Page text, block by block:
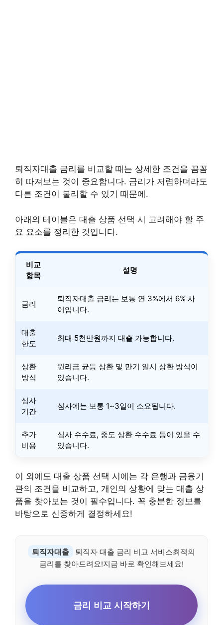
퇴직자대출 금리를 비교할 때는 상세한 조건을 꼼꼼
히 따져보는 것이 중요합니다. 금리가 저렴하더라도
다른 조건이 불리할 수 있기 때문에.
아래의 테이블은 대출 상품 선택 시 고려해야 할 주
요 요소를 정리한 것입니다.
비교
항목
설명
금리
퇴직자대출 금리는 보통 연 3%에서 6% 사
이입니다.
대출
한도
최대 5천만원까지 대출 가능합니다.
상환
방식
원리금 균등 상환 및 만기 일시 상환 방식이
있습니다.
심사
기간
심사에는 보통 1~3일이 소요됩니다.
추가
비용
심사 수수료, 중도 상환 수수료 등이 있을 수
있습니다.
이 외에도 대출 상품 선택 시에는 각 은행과 금융기
관의 조건을 비교하고, 개인의 상황에 맞는 대출 상
품을 찾아보는 것이 필수입니다. 꼭 충분한 정보를
바탕으로 신중하게 결정하세요!
퇴직자대출
퇴직자 대출 금리 비교 서비스최적의
금리를 찾아드려요!지금 바로 확인해보세요!
금리 비교 시작하기